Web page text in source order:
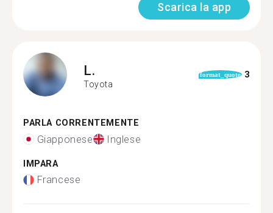
Scarica la app
L.
Toyota
format_quote 3
PARLA CORRENTEMENTE
Giapponese Inglese
IMPARA
Francese